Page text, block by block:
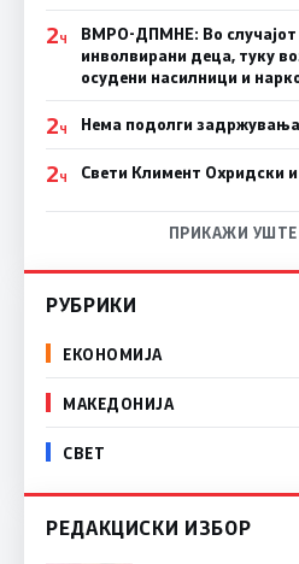
2Ч
ВМРО-ДПМНЕ: Во случајот
инволвирани деца, туку
осудени насилници и
2Ч Нема подолги
2Ч Свети Климент Охридски
ПРИКАЖИ УШТЕ
РУБРИКИ
ЕКОНОМИЈА
МАКЕДОНИЈА
СВЕТ
РЕДАКЦИСКИ ИЗБОР